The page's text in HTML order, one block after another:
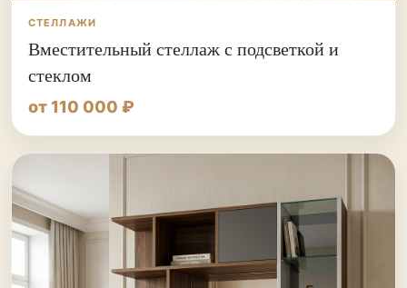
СТЕЛЛАЖИ
Вместительный стеллаж с подсветкой и
стеклом
от 110 000 ₽